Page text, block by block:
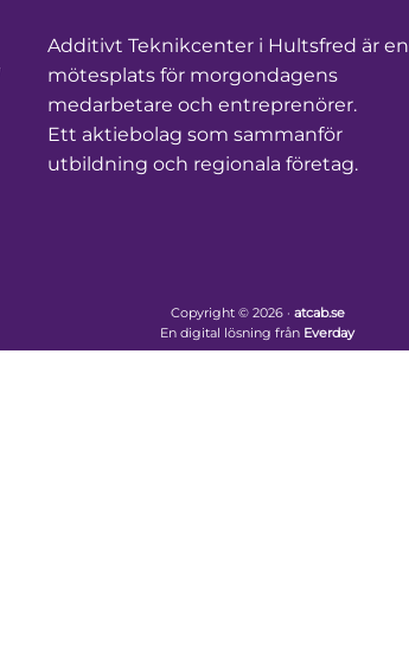
Additivt Teknikcenter i Hultsfred är en
mötesplats för morgondagens
medarbetare och entreprenörer.
Ett aktiebolag som sammanför
utbildning och regionala företag.
Copyright © 2026 · atcab.se
En digital lösning från Everday